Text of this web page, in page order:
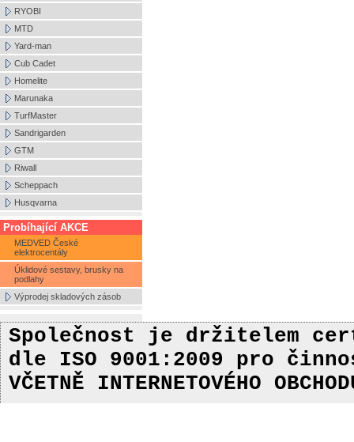
RYOBI
MTD
Yard-man
Cub Cadet
Homelite
Marunaka
TurfMaster
Sandrigarden
GTM
Riwall
Scheppach
Husqvarna
Probíhající AKCE
MEDVED České
elektrocentály
Úklidové sestavy, brusky na
podlahy
Výprodej skladových zásob
Společnost je držitelem
dle ISO 9001:2009 pro
VČETNĚ INTERNETOVÉHO